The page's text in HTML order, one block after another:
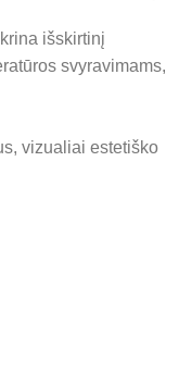
išskirtinį
svyravimams,
vizualiai estetiško